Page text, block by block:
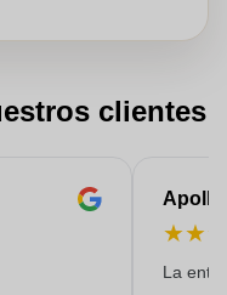
clientes
★★
La